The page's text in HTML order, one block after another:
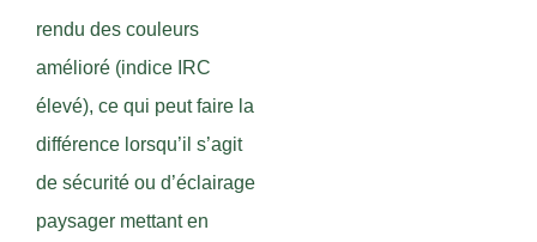
rendu des couleurs
amélioré (indice IRC
élevé), ce qui peut faire la
différence lorsqu’il s’agit
de sécurité ou d’éclairage
paysager mettant en